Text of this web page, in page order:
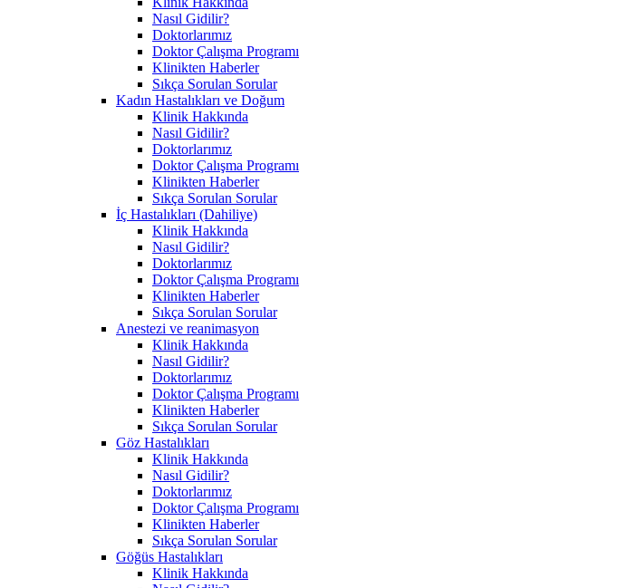
Nasıl Gidilir?
Doktorlarımız
Doktor Çalışma Programı
Klinikten Haberler
Sıkça Sorulan Sorular
Kadın Hastalıkları ve Doğum
Klinik Hakkında
Nasıl Gidilir?
Doktorlarımız
Doktor Çalışma Programı
Klinikten Haberler
Sıkça Sorulan Sorular
İç Hastalıkları (Dahiliye)
Klinik Hakkında
Nasıl Gidilir?
Doktorlarımız
Doktor Çalışma Programı
Klinikten Haberler
Sıkça Sorulan Sorular
Anestezi ve reanimasyon
Klinik Hakkında
Nasıl Gidilir?
Doktorlarımız
Doktor Çalışma Programı
Klinikten Haberler
Sıkça Sorulan Sorular
Göz Hastalıkları
Klinik Hakkında
Nasıl Gidilir?
Doktorlarımız
Doktor Çalışma Programı
Klinikten Haberler
Sıkça Sorulan Sorular
Göğüs Hastalıkları
Klinik Hakkında